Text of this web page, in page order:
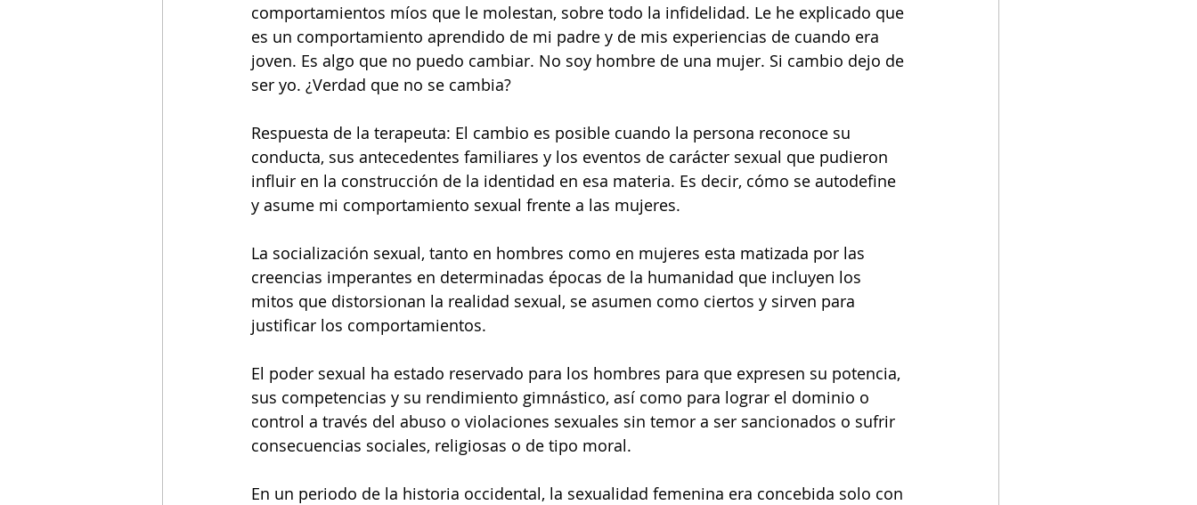
comportamientos míos que le molestan, sobre todo la infidelidad. Le he explicado que
es un comportamiento aprendido de mi padre y de mis experiencias de cuando era
joven. Es algo que no puedo cambiar. No soy hombre de una mujer. Si cambio dejo de
ser yo. ¿Verdad que no se cambia?
Respuesta de la terapeuta: El cambio es posible cuando la persona reconoce su
conducta, sus antecedentes familiares y los eventos de carácter sexual que pudieron
influir en la construcción de la identidad en esa materia. Es decir, cómo se autodefine
y asume mi comportamiento sexual frente a las mujeres.
La socialización sexual, tanto en hombres como en mujeres esta matizada por las
creencias imperantes en determinadas épocas de la humanidad que incluyen los
mitos que distorsionan la realidad sexual, se asumen como ciertos y sirven para
justificar los comportamientos.
El poder sexual ha estado reservado para los hombres para que expresen su potencia,
sus competencias y su rendimiento gimnástico, así como para lograr el dominio o
control a través del abuso o violaciones sexuales sin temor a ser sancionados o sufrir
consecuencias sociales, religiosas o de tipo moral.
En un periodo de la historia occidental, la sexualidad femenina era concebida solo con